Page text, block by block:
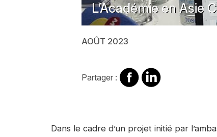
L’Académie en Asie
AOÛT 2023
Partager : Partager
sur
Partager
sur
Contenu
Dans le cadre d’un projet initié par